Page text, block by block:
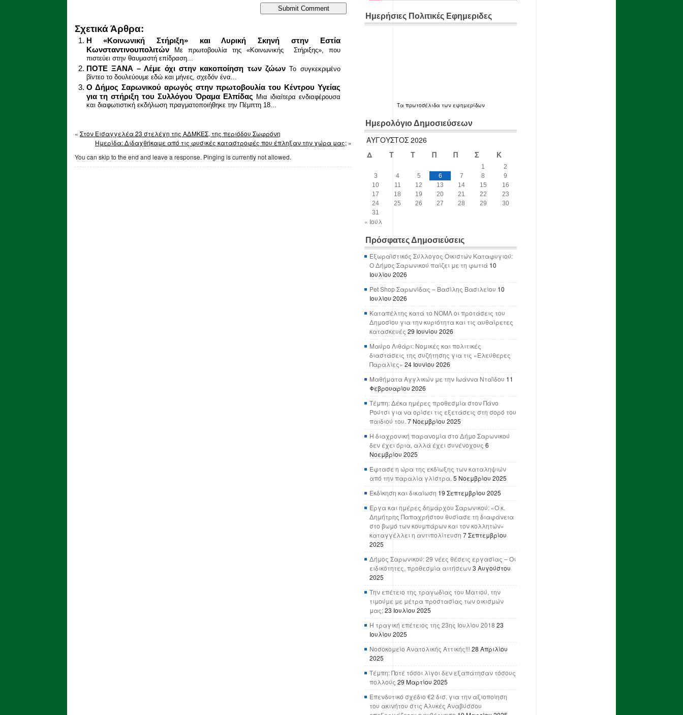
Σχετικά Άρθρα:
Η «Κοινωνική Στήριξη» και Λυρική Σκηνή στην Εστία
Κωνσταντινουπολιτών
Με πρωτοβουλία της «Κοινωνικής Στήριξης», που
πιστεύει στην θαυμαστή επίδραση...
ΠΟΤΕ ΞΑΝΑ – Λέμε όχι στην κακοποίηση των ζώων Το συγκεκριμένο
βίντεο το δουλεύουμε εδώ και μήνες, σχεδόν ένα...
Ο Δήμος Σαρωνικού αρωγός στην πρωτοβουλία του Κέντρου Υγείας
για τη στήριξη του Συλλόγου Όραμα Ελπίδας
Μια ιδιαίτερα ενδιαφέρουσα
και διαφωτιστική εκδήλωση πραγματοποιήθηκε την Πέμπτη 18...
« Στον Εισαγγελέα 23 στελέχη της ΑΔΜΚΕΣ, της περιόδου Σωφρόνη
Ημερίδα: Διδαχθήκαμε από τις φυσικές καταστροφές που έπληξαν την χώρα μας; »
You can skip to the end and leave a response. Pinging is currently not allowed.
Ημερήσιες Πολιτικές Εφημεριδες
Τα πρωτοσέλιδα των εφημερίδων
Ημερολόγιο Δημοσιεύσεων
ΑΎΓΟΥΣΤΟΣ 2026
Δ
Τ Τ Π Π Σ Κ
1
2
3
4 5 6 7 8
9
10
11 12 13 14 15
16
17
18 19 20 21 22
23
24
25 26 27 28 29
30
31
« Ιούλ
Πρόσφατες Δημοσιεύσεις
Εξωραϊστικός Σύλλογος Οικιστών Καταφυγιού:
Ο Δήμος Σαρωνικού παίζει με τη φωτιά 10
Ιουλίου 2026
Pet Shop Σαρωνίδας – Βασίλης Βασιλείου 10
Ιουλίου 2026
Καταπέλτης κατά το ΝΟΜΛ οι προτάσεις του
Δημοσίου για την κυριότητα και τις αυθαίρετες
κατασκευές 29 Ιουνίου 2026
Μαύρο Λιθάρι: Νομικές και πολιτικές
διαστάσεις της συζήτησης για τις «Ελεύθερες
Παραλίες» 24 Ιουνίου 2026
Μαθήματα Αγγλικών με την Ιωάννα Νταΐδου 11
Φεβρουαρίου 2026
Τέμπη: Δέκα ημέρες προθεσμία στον Πάνο
Ρούτσι για να ορίσει τις εξετάσεις στη σορό του
παιδιού του. 7 Νοεμβρίου 2025
Η διαχρονική παρανομία στο Δήμο Σαρωνικού
δεν έχει όρια, αλλά έχει συνένοχους 6
Νοεμβρίου 2025
Έφτασε η ώρα της εκδίωξης των καταληψιών
από την παραλία γλίστρα. 5 Νοεμβρίου 2025
Εκδίκηση και δικαίωση 19 Σεπτεμβρίου 2025
Έργα και ημέρες δημάρχου Σαρωνικού: «Ο κ.
Δημήτρης Παπαχρήστου θυσίασε τη διαφάνεια
στο βωμό των κουμπάρων και τον κολλητών»
καταγγέλλει η αντιπολίτευση 7 Σεπτεμβρίου
2025
Δήμος Σαρωνικού: 29 νέες θέσεις εργασίας – Οι
ειδικότητες, προθεσμία αιτήσεων3 Αυγούστου
2025
Την επέτειο της τραγωδίας του Ματιού, την
τιμούμε με μέτρα προστασίας των οικισμών
μας;23 Ιουλίου 2025
Η τραγική επέτειος της 23ης Ιουλίου 2018 23
Ιουλίου 2025
Νοσοκομείο Ανατολικής Αττικής!!! 28 Απριλίου
2025
Τέμπη: Ποτέ τόσοι λίγοι δεν εξαπάτησαν τόσους
πολλούς 29 Μαρτίου 2025
Επενδυτικό σχέδιο €2 δισ. για την αξιοποίηση
του ακινήτου στις Αλυκές Αναβύσσου